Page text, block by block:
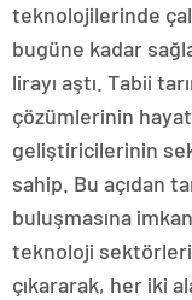
teknolojilerinde
bugüne kadar
lirayı aştı. Tabii
çözümlerinin
geliştiricilerinin
sahip. Bu açıdan
buluşmasına
teknoloji
çıkararak, her iki